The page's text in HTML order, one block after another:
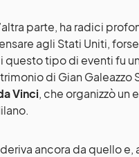
parte, ha radici
agli Stati Uniti,
tipo di eventi fu
di Gian Galeazzo
Vinci, che organizzò un
ancora da quello e,